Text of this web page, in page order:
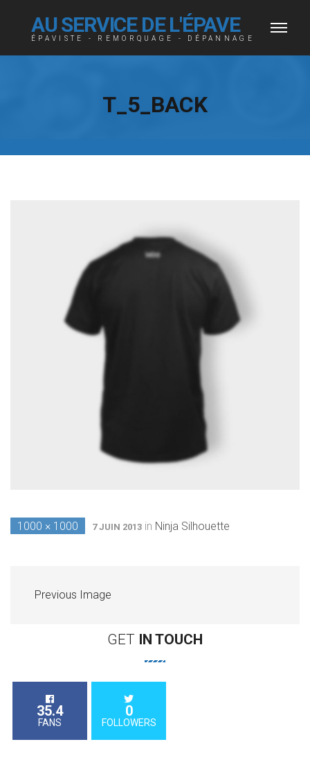
AU SERVICE DE L'ÉPAVE
ÉPAVISTE - REMORQUAGE - DÉPANNAGE
T_5_BACK
1000 × 1000 7 JUIN 2013 in Ninja Silhouette
Previous Image
GET IN TOUCH
35.4
FANS
0
FOLLOWERS